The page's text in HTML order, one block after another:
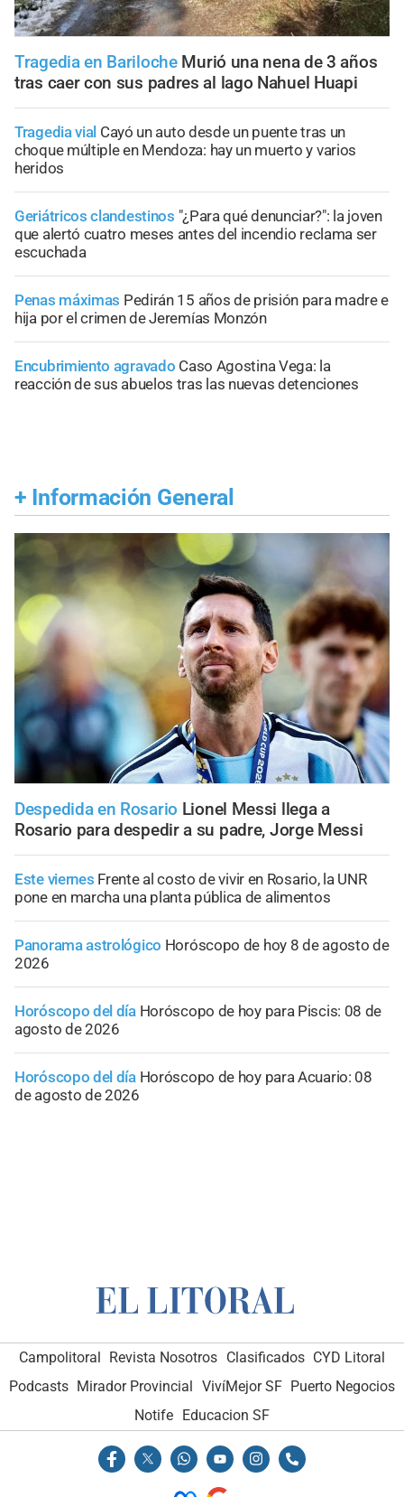
Tragedia en Bariloche Murió una nena de 3 años
tras caer con sus padres al lago Nahuel Huapi
Tragedia vial Cayó un auto desde un puente tras un
choque múltiple en Mendoza: hay un muerto y varios
heridos
Geriátricos clandestinos "¿Para qué denunciar?": la joven
que alertó cuatro meses antes del incendio reclama ser
escuchada
Penas máximas Pedirán 15 años de prisión para madre e
hija por el crimen de Jeremías Monzón
Encubrimiento agravado Caso Agostina Vega: la
reacción de sus abuelos tras las nuevas detenciones
+ Información General
Despedida en Rosario Lionel Messi llega a
Rosario para despedir a su padre, Jorge Messi
Este viernes Frente al costo de vivir en Rosario, la UNR
pone en marcha una planta pública de alimentos
Panorama astrológico Horóscopo de hoy 8 de agosto de
2026
Horóscopo del día Horóscopo de hoy para Piscis: 08 de
agosto de 2026
Horóscopo del día Horóscopo de hoy para Acuario: 08
de agosto de 2026
Campolitoral Revista Nosotros Clasificados CYD Litoral
Podcasts Mirador Provincial VivíMejor SF Puerto Negocios
Notife Educacion SF